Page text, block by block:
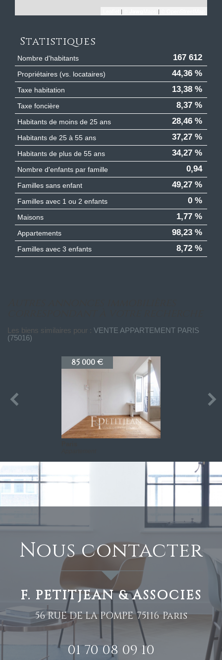
| |
Statistiques
Nombre d'habitants 167 612
Propriétaires (vs. locataires) 44,36 %
Taxe habitation 13,38 %
Taxe foncière 8,37 %
Habitants de moins de 25 ans 28,46 %
Habitants de 25 à 55 ans 37,27 %
Habitants de plus de 55 ans 34,27 %
Nombre d'enfants par famille 0,94
Familles sans enfant 49,27 %
Familles avec 1 ou 2 enfants 0 %
Maisons 1,77 %
Appartements 98,23 %
Familles avec 3 enfants 8,72 %
Les biens similaires pour : VENTE APPARTEMENT PARIS
(75016)
85 000 €
nous contacter
F. PETITJEAN & ASSOCIES
56 RUE DE LA POMPE 75116 Paris
01 70 08 09 10